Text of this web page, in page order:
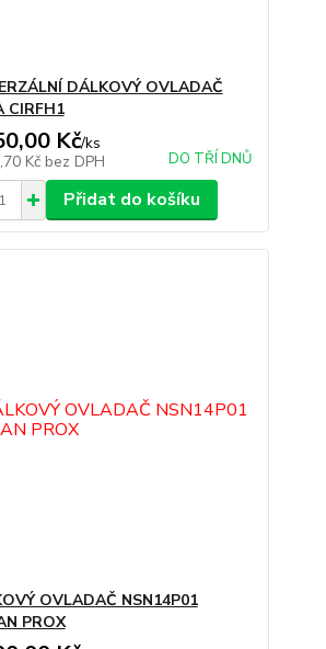
DÁLKOVÝ OVLADAČ
CIRFH1
Kč/ks
Kč bez DPH DO TŘÍ DNŮ
Přidat do košíku
OVLADAČ NSN14P01
PROX